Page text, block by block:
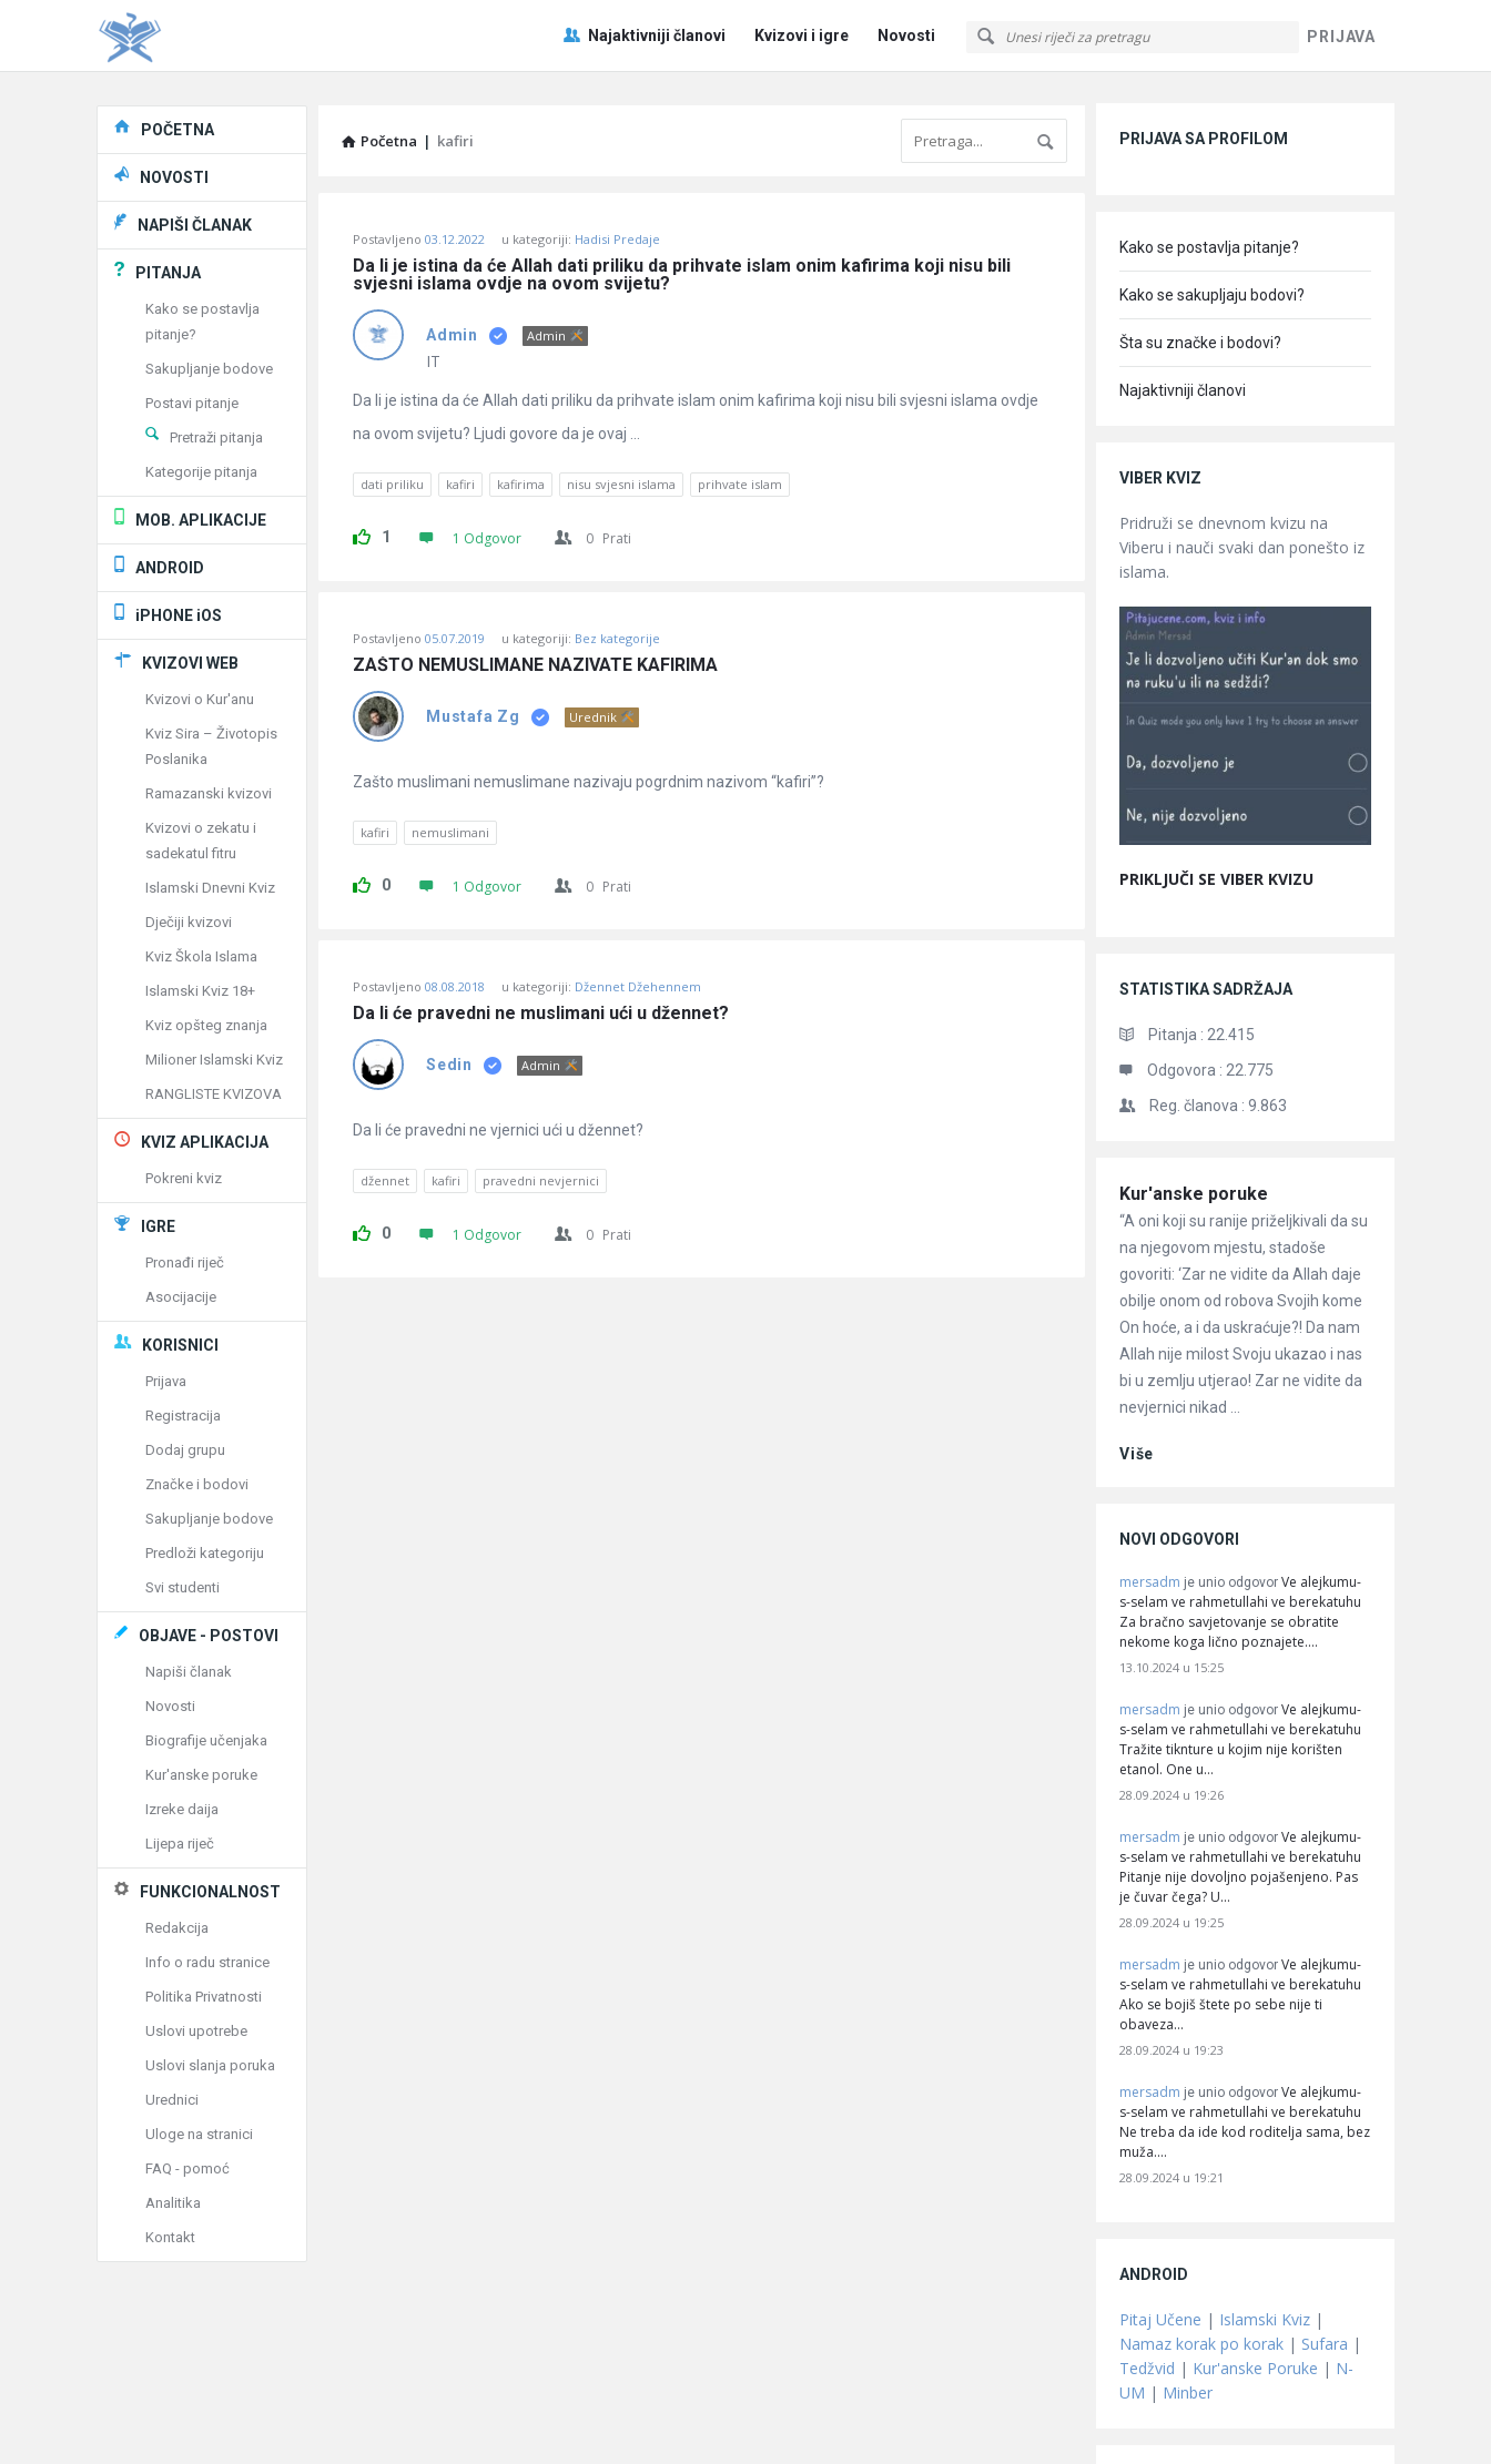
PRIJAVA
Pitaj
Učene
Najaktivniji članovi Kvizovi i igre Novosti
Početna | kafiri
Učene
Latest
Pitanja
Postavljeno 03.12.2022 u kategoriji: Hadisi Predaje
Da li je istina da će Allah dati priliku da prihvate islam onim kafirima koji nisu bili
svjesni islama ovdje na ovom svijetu?
Admin Admin
IT
Da li je istina da će Allah dati priliku da prihvate islam onim kafirima koji nisu bili svjesni islama ovdje
na ovom svijetu? Ljudi govore da je ovaj ...
dati priliku kafiri kafirima nisu svjesni islama prihvate islam
1 1 Odgovor 0 Prati
Postavljeno 05.07.2019 u kategoriji: Bez kategorije
ZAŠTO NEMUSLIMANE NAZIVATE KAFIRIMA
Mustafa Zg Urednik
Zašto muslimani nemuslimane nazivaju pogrdnim nazivom “kafiri”?
kafiri nemuslimani
0 1 Odgovor 0 Prati
Postavljeno 08.08.2018 u kategoriji: Džennet Džehennem
Da li će pravedni ne muslimani ući u džennet?
Sedin Admin
Da li će pravedni ne vjernici ući u džennet?
džennet kafiri pravedni nevjernici
0 1 Odgovor 0 Prati
PRIJAVA SA PROFILOM
Kako se postavlja pitanje?
Kako se sakupljaju bodovi?
Šta su značke i bodovi?
Najaktivniji članovi
VIBER KVIZ
Pridruži se dnevnom kvizu na
Viberu i nauči svaki dan ponešto iz
islama.
PRIKLJUČI SE VIBER KVIZU
STATISTIKA SADRŽAJA
Pitanja : 22.415
Odgovora : 22.775
Reg. članova : 9.863
Članci
Kur'anske poruke
“A oni koji su ranije priželjkivali da su
na njegovom mjestu, stadoše
govoriti: ‘Zar ne vidite da Allah daje
obilje onom od robova Svojih kome
On hoće, a i da uskraćuje?! Da nam
Allah nije milost Svoju ukazao i nas
bi u zemlju utjerao! Zar ne vidite da
nevjernici nikad ...
Više
NOVI ODGOVORI
mersadm je unio odgovor Ve alejkumu-
s-selam ve rahmetullahi ve berekatuhu
Za bračno savjetovanje se obratite
nekome koga lično poznajete.…
13.10.2024 u 15:25
mersadm je unio odgovor Ve alejkumu-
s-selam ve rahmetullahi ve berekatuhu
Tražite tiknture u kojim nije korišten
etanol. One u…
28.09.2024 u 19:26
mersadm je unio odgovor Ve alejkumu-
s-selam ve rahmetullahi ve berekatuhu
Pitanje nije dovoljno pojašenjeno. Pas
je čuvar čega? U…
28.09.2024 u 19:25
mersadm je unio odgovor Ve alejkumu-
s-selam ve rahmetullahi ve berekatuhu
Ako se bojiš štete po sebe nije ti
obaveza…
28.09.2024 u 19:23
mersadm je unio odgovor Ve alejkumu-
s-selam ve rahmetullahi ve berekatuhu
Ne treba da ide kod roditelja sama, bez
muža.…
28.09.2024 u 19:21
ANDROID
Pitaj Učene | Islamski Kviz |
Namaz korak po korak | Sufara |
Tedžvid | Kur'anske Poruke | N-
UM | Minber
Explore
POČETNA
NOVOSTI
NAPIŠI ČLANAK
PITANJA
Kako se postavlja
pitanje?
Sakupljanje bodove
Postavi pitanje
Pretraži pitanja
Kategorije pitanja
MOB. APLIKACIJE
ANDROID
iPHONE iOS
KVIZOVI WEB
Kvizovi o Kur'anu
Kviz Sira – Životopis
Poslanika
Ramazanski kvizovi
Kvizovi o zekatu i
sadekatul fitru
Islamski Dnevni Kviz
Dječiji kvizovi
Kviz Škola Islama
Islamski Kviz 18+
Kviz opšteg znanja
Milioner Islamski Kviz
RANGLISTE KVIZOVA
KVIZ APLIKACIJA
Pokreni kviz
IGRE
Pronađi riječ
Asocijacije
KORISNICI
Prijava
Registracija
Dodaj grupu
Značke i bodovi
Sakupljanje bodove
Predloži kategoriju
Svi studenti
OBJAVE - POSTOVI
Napiši članak
Novosti
Biografije učenjaka
Kur'anske poruke
Izreke daija
Lijepa riječ
FUNKCIONALNOST
Redakcija
Info o radu stranice
Politika Privatnosti
Uslovi upotrebe
Uslovi slanja poruka
Urednici
Uloge na stranici
FAQ - pomoć
Analitika
Kontakt